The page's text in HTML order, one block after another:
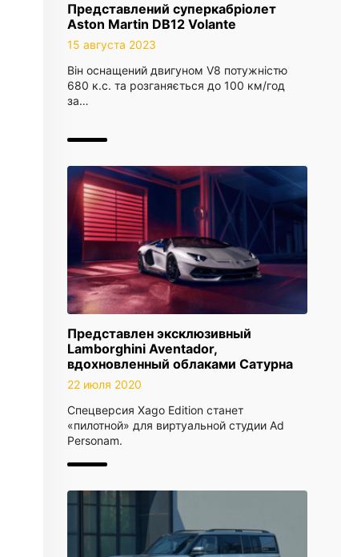
Представлений суперкабріолет
Aston Martin DB12 Volante
15 августа 2023
Він оснащений двигуном V8 потужністю
680 к.с. та розганяється до 100 км/год
за…
Представлен эксклюзивный
Lamborghini Aventador,
вдохновленный облаками Сатурна
22 июля 2020
Спецверсия Xago Edition станет
«пилотной» для виртуальной студии Ad
Personam.